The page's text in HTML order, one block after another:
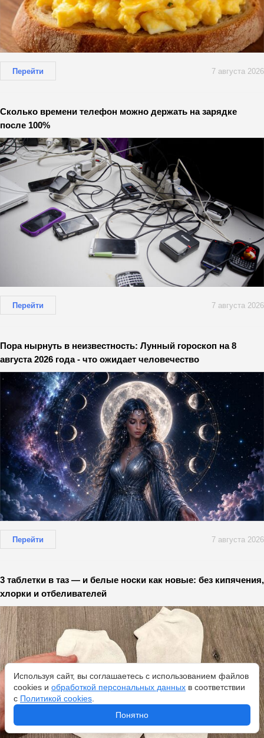
Перейти 7 августа 2026
Сколько времени телефон можно держать на зарядке
после 100%
Перейти 7 августа 2026
Пора нырнуть в неизвестность: Лунный гороскоп на 8
августа 2026 года - что ожидает человечество
Перейти 7 августа 2026
3 таблетки в таз — и белые носки как новые: без кипячения,
хлорки и отбеливателей
Используя сайт, вы соглашаетесь с использованием файлов
cookies и обработкой персональных данных в соответствии
с Политикой cookies
Понятно